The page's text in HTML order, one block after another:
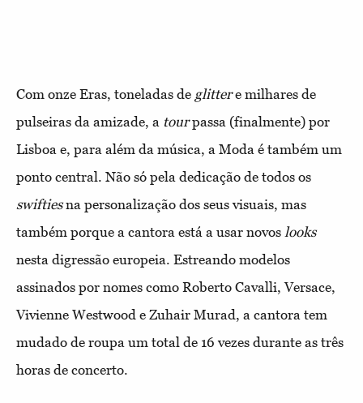
Com onze Eras, toneladas de glittere milhares de
pulseiras da amizade, a tourpassa (finalmente) por
Lisboa e, para além da música, a Moda é também um
ponto central. Não só pela dedicação de todos os
swiftiesna personalização dos seus visuais, mas
também porque a cantora está a usar novos looks
nesta digressão europeia. Estreando modelos
assinados por nomes como Roberto Cavalli, Versace,
Vivienne Westwood e Zuhair Murad, a cantora tem
mudado de roupa um total de 16 vezes durante as três
horas de concerto.